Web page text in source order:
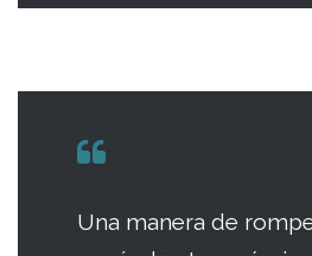
Una manera de